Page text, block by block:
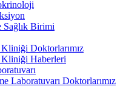
Sağlık Birimi
Doktorlarımız
Haberleri
Laboratuvarı Doktorlarımız